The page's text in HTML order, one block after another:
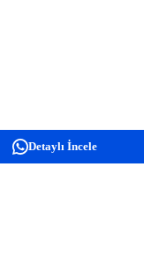
Detaylı İncele